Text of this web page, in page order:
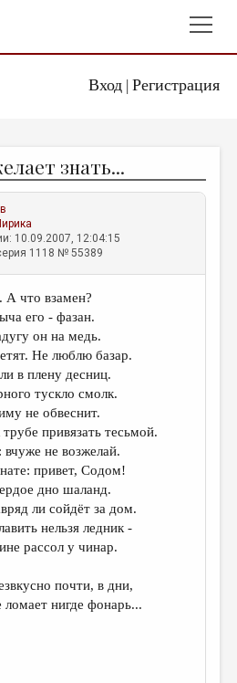
Вход| Регистрация
знать...
10.09.2007, 12:04:15
1118 № 55389
А что взамен?
его - фазан.
он на медь.
Не люблю базар.
в плену десниц.
тускло смолк.
не обвеснит.
привязать тесьмой.
не возжелай.
привет, Содом!
дно шаланд.
ли сойдёт за дом.
нельзя ледник -
рассол у чинар.
почти, в дни,
ломает нигде фонарь...